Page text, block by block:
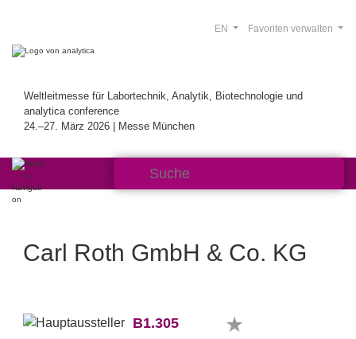
Weltleitmesse für Labortechnik, Analytik, Biotechnologie und
analytica conference
24.–27. März 2026 | Messe München
Favoriten verwalten
EN
Carl Roth GmbH & Co. KG
B1.305